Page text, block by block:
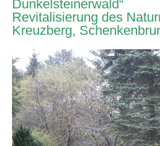
Dunkelsteinerwald“
Revitalisierung des
Kreuzberg,